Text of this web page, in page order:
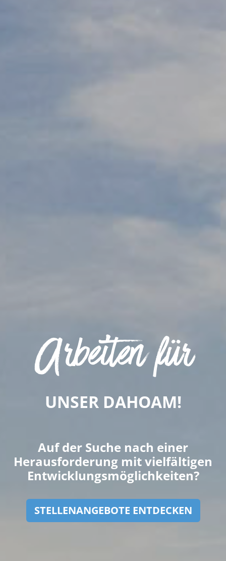
Arbeiten für
UNSER DAHOAM!
Auf der Suche nach einer
Herausforderung mit vielfältigen
Entwicklungsmöglichkeiten?
STELLENANGEBOTE ENTDECKEN